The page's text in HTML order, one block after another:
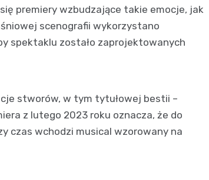
premiery wzbudzające takie emocje, jak
scenografii wykorzystano
spektaklu zostało zaprojektowanych
stworów, w tym tytułowej bestii –
z lutego 2023 roku oznacza, że do
czas wchodzi musical wzorowany na